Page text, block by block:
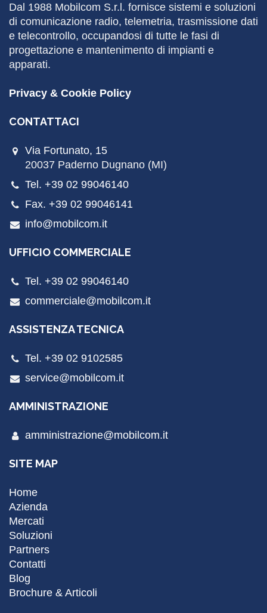
Dal 1988 Mobilcom S.r.l. fornisce sistemi e soluzioni
di comunicazione radio, telemetria, trasmissione dati
e telecontrollo, occupandosi di tutte le fasi di
progettazione e mantenimento di impianti e
apparati.
Privacy & Cookie Policy
CONTATTACI
Via Fortunato, 15
20037 Paderno Dugnano (MI)
Tel. +39 02 99046140
Fax. +39 02 99046141
info@mobilcom.it
UFFICIO COMMERCIALE
Tel. +39 02 99046140
commerciale@mobilcom.it
ASSISTENZA TECNICA
Tel. +39 02 9102585
service@mobilcom.it
AMMINISTRAZIONE
amministrazione@mobilcom.it
SITE MAP
Home
Azienda
Mercati
Soluzioni
Partners
Contatti
Blog
Brochure & Articoli